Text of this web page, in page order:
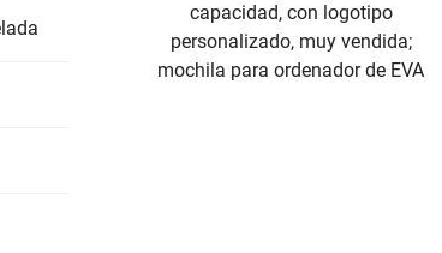
capacidad, con logotipo
personalizado, muy vendida;
mochila para ordenador de EVA